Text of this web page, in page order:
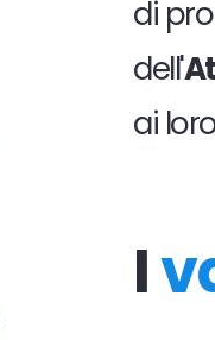
di
dell'
ai
I